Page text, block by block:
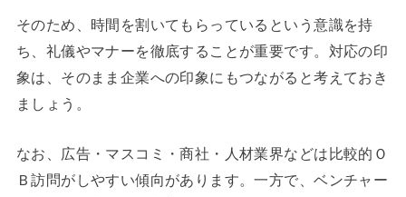
そのため、時間を割いてもらっているという意識を持
ち、礼儀やマナーを徹底することが重要です。対応の印
象は、そのまま企業への印象にもつながると考えておき
ましょう。
なお、広告・マスコミ・商社・人材業界などは比較的Ｏ
Ｂ訪問がしやすい傾向があります。一方で、ベンチャー